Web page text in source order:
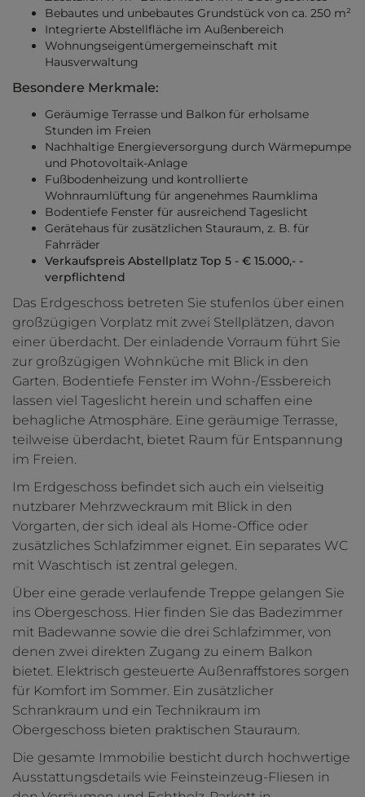
Bebautes und unbebautes Grundstück von ca. 250 m²
Integrierte Abstellfläche im Außenbereich
Wohnungseigentümergemeinschaft mit
Hausverwaltung
Besondere Merkmale:
Geräumige Terrasse und Balkon für erholsame
Stunden im Freien
Nachhaltige Energieversorgung durch Wärmepumpe
und Photovoltaik-Anlage
Fußbodenheizung und kontrollierte
Wohnraumlüftung für angenehmes Raumklima
Bodentiefe Fenster für ausreichend Tageslicht
Gerätehaus für zusätzlichen Stauraum, z. B. für
Fahrräder
Verkaufspreis Abstellplatz Top 5 - € 15.000,- -
verpflichtend
Das Erdgeschoss betreten Sie stufenlos über einen
großzügigen Vorplatz mit zwei Stellplätzen, davon
einer überdacht. Der einladende Vorraum führt Sie
zur großzügigen Wohnküche mit Blick in den
Garten. Bodentiefe Fenster im Wohn-/Essbereich
lassen viel Tageslicht herein und schaffen eine
behagliche Atmosphäre. Eine geräumige Terrasse,
teilweise überdacht, bietet Raum für Entspannung
im Freien.
Im Erdgeschoss befindet sich auch ein vielseitig
nutzbarer Mehrzweckraum mit Blick in den
Vorgarten, der sich ideal als Home-Office oder
zusätzliches Schlafzimmer eignet. Ein separates WC
mit Waschtisch ist zentral gelegen.
Über eine gerade verlaufende Treppe gelangen Sie
ins Obergeschoss. Hier finden Sie das Badezimmer
mit Badewanne sowie die drei Schlafzimmer, von
denen zwei direkten Zugang zu einem Balkon
bietet. Elektrisch gesteuerte Außenraffstores sorgen
für Komfort im Sommer. Ein zusätzlicher
Schrankraum und ein Technikraum im
Obergeschoss bieten praktischen Stauraum.
Die gesamte Immobilie besticht durch hochwertige
Ausstattungsdetails wie Feinsteinzeug-Fliesen in